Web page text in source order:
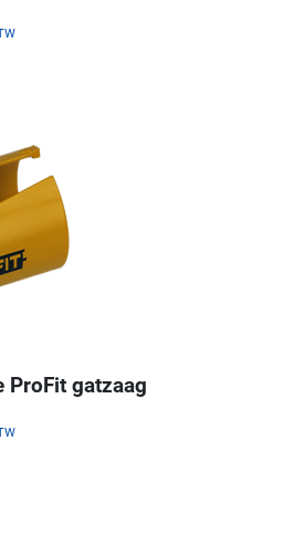
ProFit gatzaag